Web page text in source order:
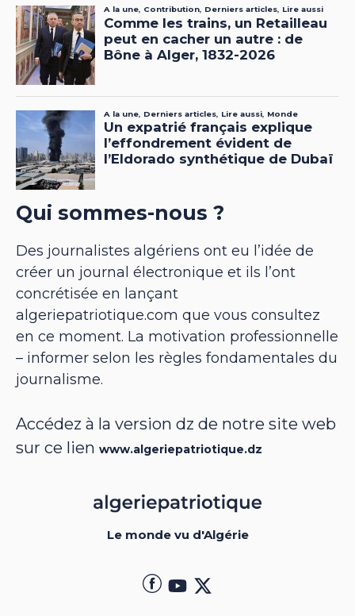
Qui sommes-nous ?
Des journalistes algériens ont eu l’idée de
créer un journal électronique et ils l’ont
concrétisée en lançant
algeriepatriotique.com que vous consultez
en ce moment. La motivation professionnelle
– informer selon les règles fondamentales du
journalisme.
Accédez à la version dz de notre site web
sur ce lien www.algeriepatriotique.dz
Le monde vu d'Algérie